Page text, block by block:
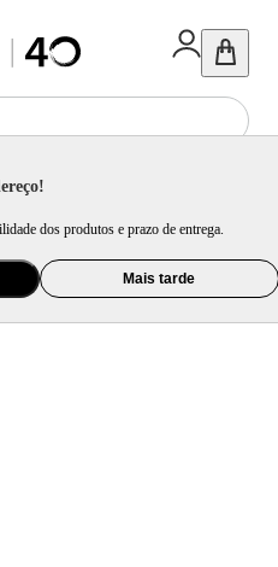
dos produtos e prazo de entrega.
Mais tarde